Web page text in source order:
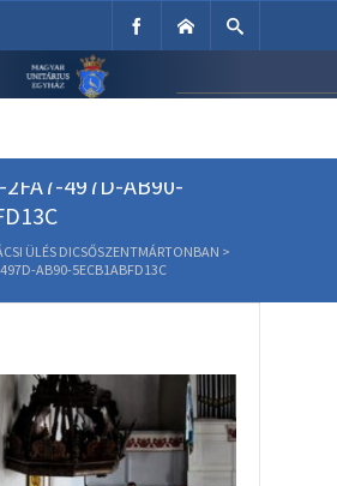
Egyház
2FA7-497D-AB90-
ÜLÉS DICSŐSZENTMÁRTONBAN >
AB90-5ECB1ABFD13C